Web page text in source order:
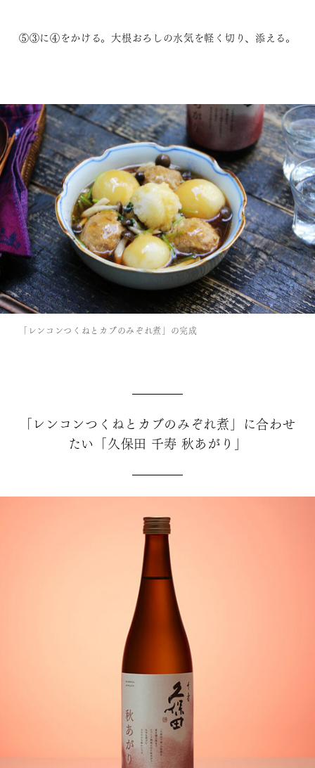
⑤③に④をかける。大根おろしの水気を軽く切り、添える。
「レンコンつくねとカブのみぞれ煮」の完成
「レンコンつくねとカブのみぞれ煮」に合わせ
たい「久保田 千寿 秋あがり」